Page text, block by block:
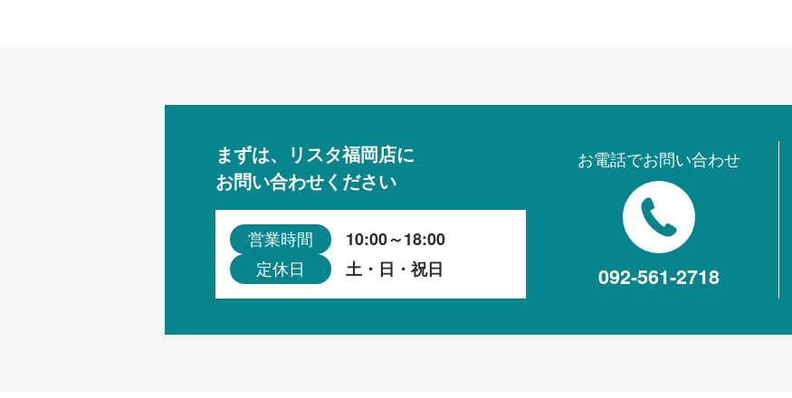
まずは、リスタ福岡店に
お問い合わせください
営業時間 10:00～18:00
定休日 土・日・祝日
お電話でお問い合わせ
092-561-2718